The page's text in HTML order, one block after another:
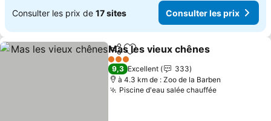
Consulter les prix de 17 sites Consulter les prix
PartagerAjouter à mes favoris
Mas les vieux chênes
3 Étoiles
9,3 Excellent
333
à 4.3 km de : Zoo de la Barben
Piscine d'eau salée chaufféeConsulter